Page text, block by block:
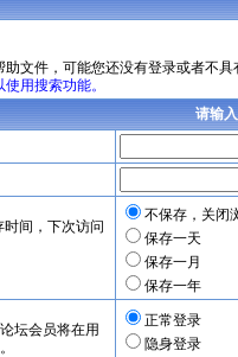
助文件，可能您还没有登录或者不
用搜索功能。
请输
时间，下次访问
不保存，关闭
保存一天
保存一月
保存一年
坛会员将在用
正常登录
隐身登录